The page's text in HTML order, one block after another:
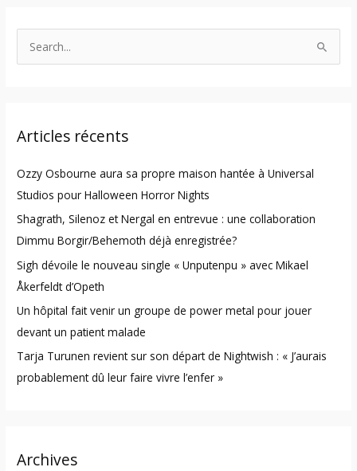
c
f
o
r
:
Articles récents
Ozzy Osbourne aura sa propre maison hantée à Universal
Studios pour Halloween Horror Nights
Shagrath, Silenoz et Nergal en entrevue : une collaboration
Dimmu Borgir/Behemoth déjà enregistrée?
Sigh dévoile le nouveau single « Unputenpu » avec Mikael
Åkerfeldt d’Opeth
Un hôpital fait venir un groupe de power metal pour jouer
devant un patient malade
Tarja Turunen revient sur son départ de Nightwish : « J’aurais
probablement dû leur faire vivre l’enfer »
Archives